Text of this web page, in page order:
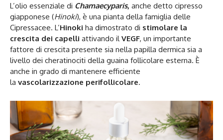
L’olio essenziale di Chamaecyparis, anche detto cipresso
giapponese (Hinoki), è una pianta della famiglia delle
Cipressacee. L’Hinoki ha dimostrato di stimolare la
crescita dei capelli attivando il VEGF, un importante
fattore di crescita presente sia nella papilla dermica sia a
livello dei cheratinociti della guaina follicolare esterna. È
anche in grado di mantenere efficiente
la vascolarizzazione perifollicolare.